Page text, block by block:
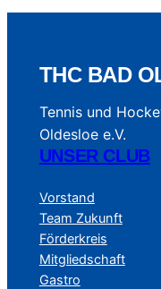
THC BAD
Tennis und
Oldesloe e.V.
UNSER CLUB
Vorstand
Team Zukunft
Förderkreis
Mitgliedschaft
Gastro